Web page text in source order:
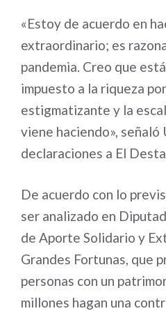
«Estoy de acuerdo en
extraordinario; es
pandemia. Creo que
impuesto a la riqueza
estigmatizante y la
viene haciendo», señaló
declaraciones a El
De acuerdo con lo
ser analizado en
de Aporte Solidario y
Grandes Fortunas, que
personas con un
millones hagan una